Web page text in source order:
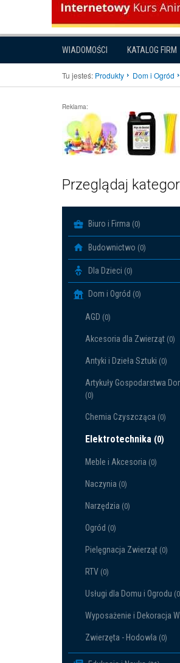
WIADOMOŚCI KATALOG FIRM
Tu jesteś: Produkty Dom i Ogród
Reklama:
Przeglądaj
Biuro i Firma (0)
Budownictwo (0)
Dla Dzieci (0)
Dom i Ogród (0)
AGD (0)
Akcesoria dla Zwierząt (0)
Antyki i Dzieła Sztuki (0)
Artykuły Gospodarstwa
(0)
Chemia Czyszcząca (0)
Elektrotechnika (0)
Meble i Akcesoria (0)
Naczynia (0)
Narzędzia (0)
Ogród (0)
Pielęgnacja Zwierząt (0)
RTV (0)
Usługi dla Domu i Ogrodu
Wyposażenie i Dekoracja
Zwierzęta - Hodowla (0)